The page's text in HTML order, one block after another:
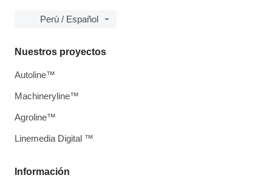
Perú / Español
Información
Nuestros proyectos
Autoline™
Machineryline™
Agroline™
Linemedia Digital ™